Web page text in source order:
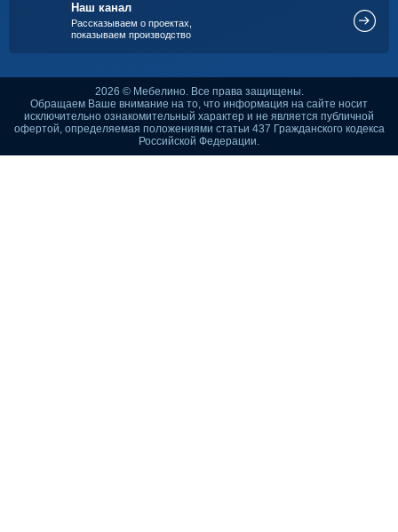
Наш канал
Рассказываем о проектах,
показываем производство
2026 © Мебелино. Все права защищены.
Обращаем Ваше внимание на то, что информация на сайте носит
исключительно ознакомительный характер и не является публичной
офертой, определяемая положениями статьи 437 Гражданского кодекса
Российской Федерации.